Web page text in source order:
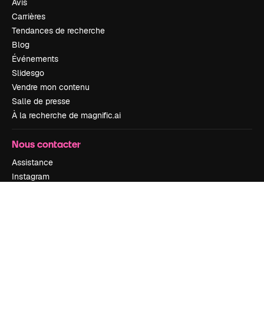
Avis
Carrières
Tendances de recherche
Blog
Événements
Slidesgo
Vendre mon contenu
Salle de presse
À la recherche de magnific.ai
Nous contacter
Assistance
Instagram